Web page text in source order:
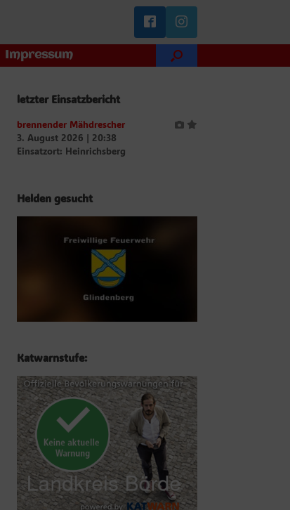
Impressum
letzter Einsatzbericht
brennender Mähdrescher
3. August 2026 | 20:38
Einsatzort: Heinrichsberg
Helden gesucht
Katwarnstufe: